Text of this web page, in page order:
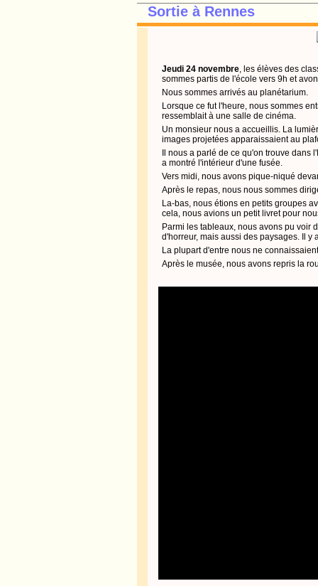
Sortie à Rennes
Jeudi 24 novembre, les élèves des
sommes partis de l'école vers 9h et
Nous sommes arrivés au planétarium.
Lorsque ce fut l'heure, nous sommes
ressemblait à une salle de cinéma.
Un monsieur nous a accueillis. La
images projetées apparaissaient au
Il nous a parlé de ce qu'on trouve
a montré l'intérieur d'une fusée.
Vers midi, nous avons pique-niqué
Après le repas, nous nous sommes
La-bas, nous étions en petits groupes
cela, nous avions un petit livret pour
Parmi les tableaux, nous avons pu voir
d'horreur, mais aussi des paysages. Il y
La plupart d'entre nous ne
Après le musée, nous avons repris la